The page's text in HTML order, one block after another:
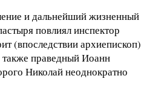
и дальнейший жизненный
повлиял инспектор
(впоследствии архиепископ)
праведный Иоанн
Николай неоднократно